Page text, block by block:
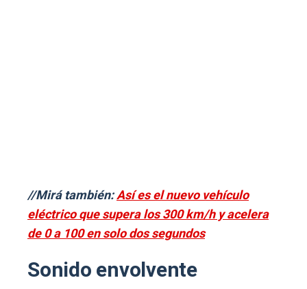
//Mirá también:Así es el nuevo vehículo
eléctrico que supera los 300 km/h y acelera
de 0 a 100 en solo dos segundos
Sonido envolvente